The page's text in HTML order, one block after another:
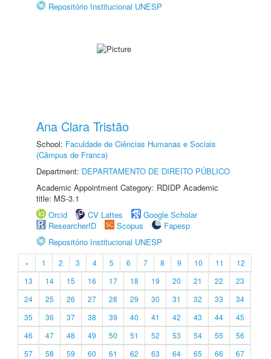
Repositório Institucional UNESP
Ana Clara Tristão
School: Faculdade de Ciências Humanas e Sociais
(Câmpus de Franca)
Department: DEPARTAMENTO DE DIREITO PÚBLICO
Academic Appointment Category: RDIDP Academic
title: MS-3.1
Orcid
CV Lattes
Google Scholar
ResearcherID
Scopus
Fapesp
Repositório Institucional UNESP
« 1 2 3 4 5 6 7 8 9 10 11
12
13
14 15 16 17 18 19 20 21 22
23
24
25 26 27 28 29 30 31 32 33
34
35
36 37 38 39 40 41 42 43 44
45
46
47 48 49 50 51 52 53 54 55
56
57
58 59 60 61 62 63 64 65 66
67